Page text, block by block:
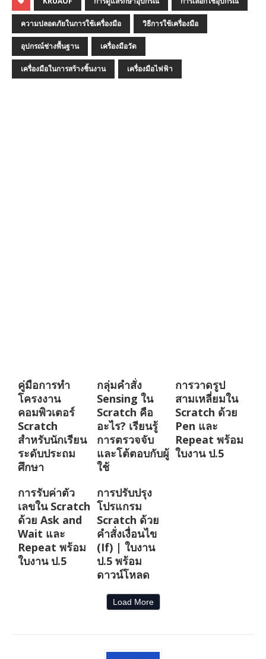
ความปลอดภัยในการใช้เครื่องมือ วิธีการใช้เครื่องมือ
อุปกรณ์ช่างพื้นฐาน เครื่องมือวัด
เครื่องมือในการสร้างชิ้นงาน เครื่องมือไฟฟ้า
คู่มือการทำ
โครงงาน
คอมพิวเตอร์
Scratch
สำหรับนักเรียน
ระดับประถม
ศึกษา
กลุ่มคำสั่ง
Sensing ใน
Scratch คือ
อะไร? เรียนรู้
การตรวจจับ
และโต้ตอบกับผู้
ใช้
การวาดรูป
สามเหลี่ยมใน
Scratch ด้วย
Pen และ
Repeat พร้อม
ใบงาน ป.5
การรับค่าตัว
เลขใน Scratch
ด้วย Ask and
Wait และ
Repeat พร้อม
ใบงาน ป.5
การปรับปรุง
โปรแกรม
Scratch ด้วย
คำสั่งเงื่อนไข
(If) | ใบงาน
ป.5 พร้อม
ดาวน์โหลด
Load More